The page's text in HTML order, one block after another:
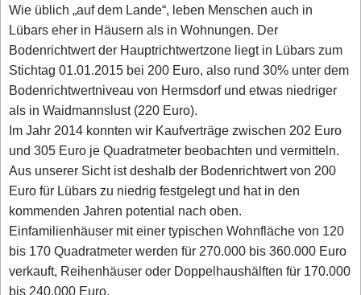
Wie üblich „auf dem Lande“, leben Menschen auch in
Lübars eher in Häusern als in Wohnungen. Der
Bodenrichtwert der Hauptrichtwertzone liegt in Lübars zum
Stichtag 01.01.2015 bei 200 Euro, also rund 30% unter dem
Bodenrichtwertniveau von Hermsdorf und etwas niedriger
als in Waidmannslust (220 Euro).
Im Jahr 2014 konnten wir Kaufverträge zwischen 202 Euro
und 305 Euro je Quadratmeter beobachten und vermitteln.
Aus unserer Sicht ist deshalb der Bodenrichtwert von 200
Euro für Lübars zu niedrig festgelegt und hat in den
kommenden Jahren potential nach oben.
Einfamilienhäuser mit einer typischen Wohnfläche von 120
bis 170 Quadratmeter werden für 270.000 bis 360.000 Euro
verkauft, Reihenhäuser oder Doppelhaushälften für 170.000